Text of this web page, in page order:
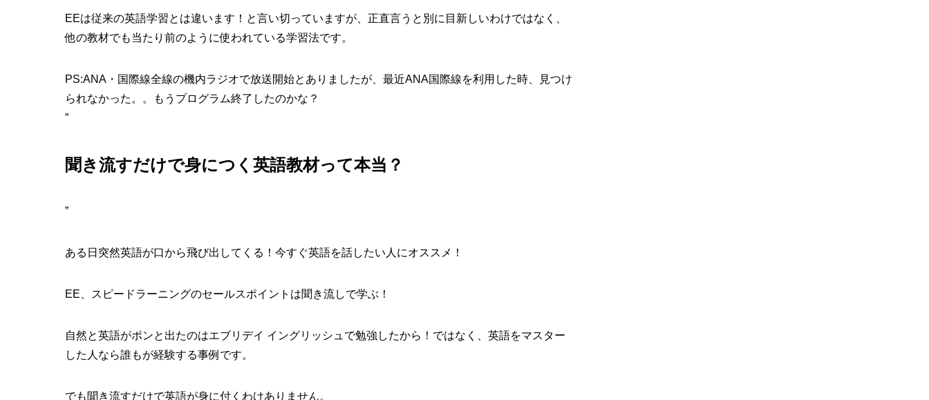
EEは従来の英語学習とは違います！と言い切っていますが、正直言うと別に目新しいわけではなく、
他の教材でも当たり前のように使われている学習法です。
PS:ANA・国際線全線の機内ラジオで放送開始とありましたが、最近ANA国際線を利用した時、見つけ
られなかった。。もうプログラム終了したのかな？
”
聞き流すだけで身につく英語教材って本当？
”
ある日突然英語が口から飛び出してくる！今すぐ英語を話したい人にオススメ！
EE、スピードラーニングのセールスポイントは聞き流しで学ぶ！
自然と英語がポンと出たのはエブリデイ イングリッシュで勉強したから！ではなく、英語をマスター
した人なら誰もが経験する事例です。
でも聞き流すだけで英語が身に付くわけありません。